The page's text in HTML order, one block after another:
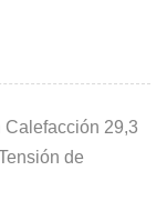
Calefacción 29,3
de